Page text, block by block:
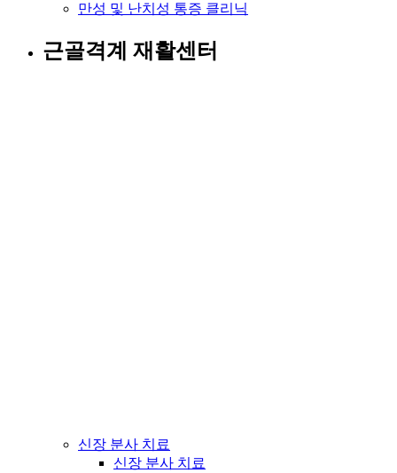
만성 및 난치성 통증 클리닉
근골격계 재활센터
신장 분사 치료
신장 분사 치료